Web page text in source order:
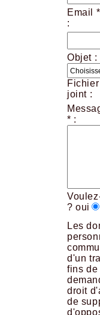
Email *
:
Objet :
Fichier
joint :
* :
? oui
Les
d'un
fins de
droit
de